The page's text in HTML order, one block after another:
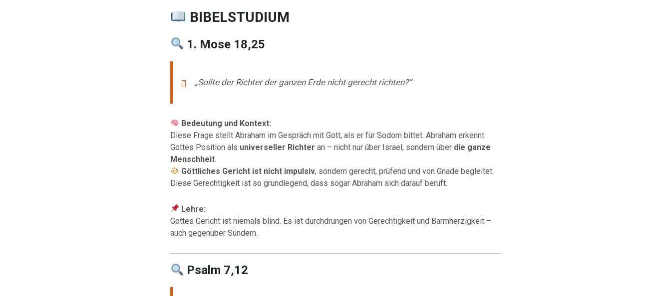
BIBELSTUDIUM
1. Mose 18,25
„Sollte der Richter der ganzen Erde nicht gerecht richten?“
Bedeutung und Kontext:
Diese Frage stellt Abraham im Gespräch mit Gott, als er für Sodom bittet. Abraham erkennt
Gottes Position als universeller Richter an – nicht nur über Israel, sondern über die ganze
Menschheit.
Göttliches Gericht ist nicht impulsiv, sondern gerecht, prüfend und von Gnade begleitet.
Diese Gerechtigkeit ist so grundlegend, dass sogar Abraham sich darauf beruft.
Lehre:
Gottes Gericht ist niemals blind. Es ist durchdrungen von Gerechtigkeit und Barmherzigkeit –
auch gegenüber Sündern.
Psalm 7,12